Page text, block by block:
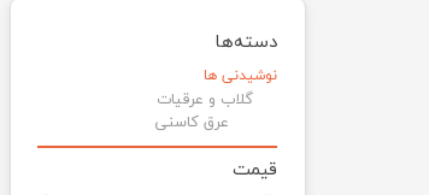
دسته‌ها
نوشیدنی ها
گلاب و عرقیات
عرق کاسنی
قیمت